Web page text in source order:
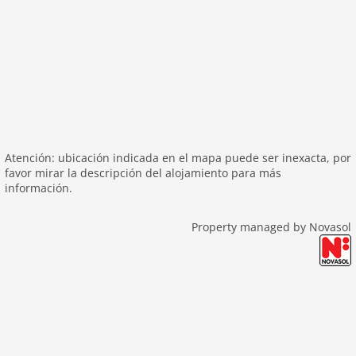
Atención: ubicación indicada en el mapa puede ser inexacta, por
favor mirar la descripción del alojamiento para más
información.
Property managed by Novasol